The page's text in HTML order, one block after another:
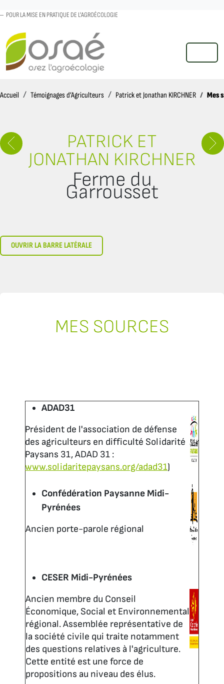
POUR LA MISE EN PRATIQUE DE L'AGROÉCOLOGIE
MENU
Accueil AccueilTémoignages d’Agriculteurs Patrick et Jonathan KIRCHNER Mes
PATRICK ET
JONATHAN KIRCHNER
Ferme du
Garrousset
OUVRIR LA BARRE LATÉRALE
MES SOURCES
ADAD31
Président de l'association de défense
des agriculteurs en difficulté Solidarité
Paysans 31, ADAD 31 :
www.solidaritepaysans.org/adad31)
Confédération Paysanne Midi-
Pyrénées
Ancien porte-parole régional
CESER Midi-Pyrénées
Ancien membre du Conseil
Économique, Social et Environnemental
régional. Assemblée représentative de
la société civile qui traite notamment
des questions relatives à l'agriculture.
Cette entité est une force de
propositions au niveau des élus.